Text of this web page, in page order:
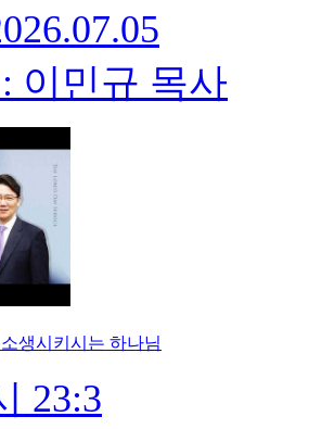
이민규 목사
생시키시는 하나님
23:3